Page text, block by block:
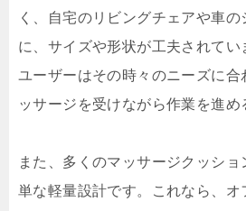
く、自宅のリビングチェアや車の
に、サイズや形状が工夫されてい
ユーザーはその時々のニーズに合
ッサージを受けながら作業を進め
また、多くのマッサージクッシ
単な軽量設計です。これなら、オ